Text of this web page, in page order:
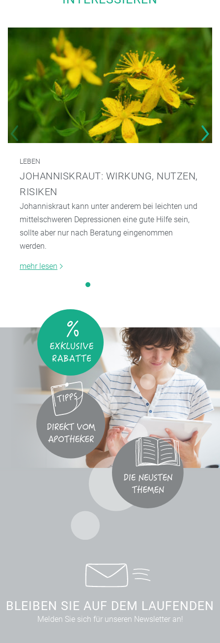
LEBEN
JOHANNISKRAUT: WIRKUNG, NUTZEN,
RISIKEN
Johanniskraut kann unter anderem bei leichten und
mittelschweren Depressionen eine gute Hilfe sein,
sollte aber nur nach Beratung eingenommen
werden.
mehr lesen
BLEIBEN SIE AUF DEM LAUFENDEN
Melden Sie sich für unseren Newsletter an!